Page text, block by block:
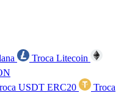
Troca Litecoin
USDT ERC20
Troca